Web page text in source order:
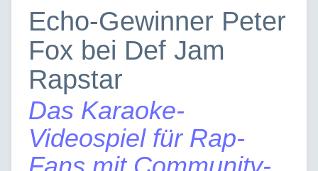
Echo-Gewinner Peter
Fox bei Def Jam
Rapstar
Das Karaoke-
Videospiel für Rap-